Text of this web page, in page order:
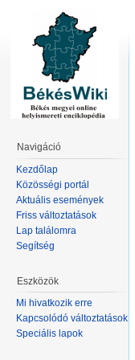
Navigáció
Kezdőlap
Közösségi portál
Aktuális események
Friss változtatások
Lap találomra
Segítség
Eszközök
Mi hivatkozik erre
Kapcsolódó változtatások
Speciális lapok